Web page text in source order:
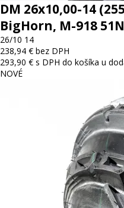
DM 26x10,00-14
BigHorn, M-918
26/10 14
238,94 € bez DPH
293,90 € s DPH do košíka u
NOVÉ